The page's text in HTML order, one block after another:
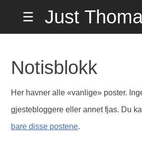
☰
Just
på
Notisblokk
Her havner alle «vanlige» poster.
gjestebloggere eller annet fjas. Du
bare disse postene.